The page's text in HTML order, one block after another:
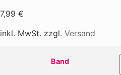
7,99 €
inkl. MwSt. zzgl. Versand
Band